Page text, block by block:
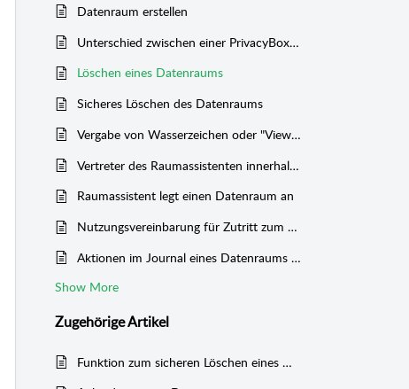
Datenraum erstellen
Unterschied zwischen einer PrivacyBox und einem Datenraum
Löschen eines Datenraums
Sicheres Löschen des Datenraums
Vergabe von Wasserzeichen oder "View-only" Attribute für PDF-Dateien erzwingen
Vertreter des Raumassistenten innerhalb eines Datenraums einrichten
Raumassistent legt einen Datenraum an
Nutzungsvereinbarung für Zutritt zum Datenraum
Aktionen im Journal eines Datenraums einsehen und exportieren
Show More
ZugehörigeArtikel
Funktion zum sicheren Löschen eines Datenraums aktivieren